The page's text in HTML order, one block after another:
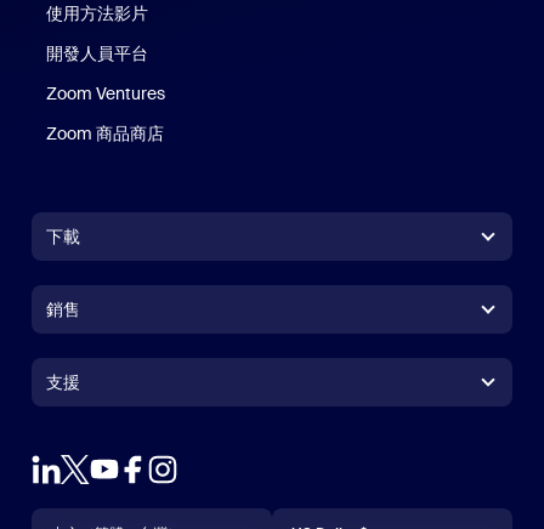
使用方法影片
開發人員平台
Zoom Ventures
Zoom 商品商店
下載
Zoom Rooms 應用程式Zoom Rooms 應用程式
Zoom Rooms Controller
Outlook 外掛程式
銷售
聯絡銷售人員
申請示範
支援
支援
帳戶
語言 貨幣